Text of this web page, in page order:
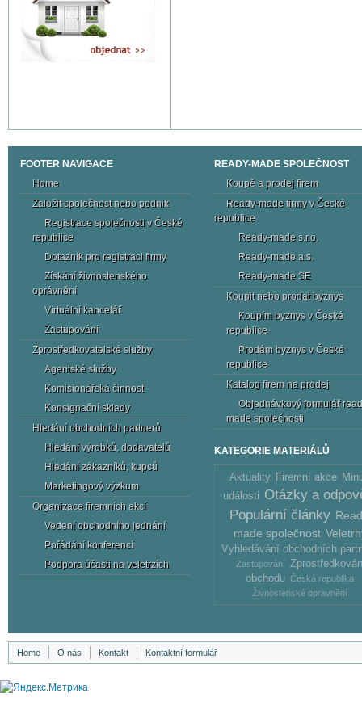
FOOTER NAVIGACE
Home
Založit společnost nebo podnik
Registrace společnosti v České
republice
Dotazník pro registraci firmy
Získání živnostenského
oprávnění
Virtuální kancelář
Zastupování
Zprostředkovatelské služby
Agentské služby
Komisionářská činnost
Konsignační sklady
Hledání obchodních partnerů
Hledání výrobků, dodavatelů
Hledání zákazníků, kupců
Marketingový výzkum
Organizace firemních akcí
Vedení obchodního jednání
Pořádání konferencí
Podpora účasti na veletrzích
READY-MADE SPOLEČNOST
Koupě a prodej firem
Ready-made firmy v České
republice
Ready-made s.r.o.
Ready-made a.s.
Ready-made SE
Koupit nebo prodat byznys
Koupím byznys v České
republice
Prodám byznys v České
republice
Katalog firem na prodej
Objednávkový formulář
made ​​společnosti
KATEGORIE MATERIÁLŮ
Aktuality Firemní akce
události Otázky a
Populární články
made ​​společnost
Vyhledávání obchodních
Zastupování
obchodu Česká republika
Živnostenské opravnění
Home O nás Kontakt Kontaktní formulář